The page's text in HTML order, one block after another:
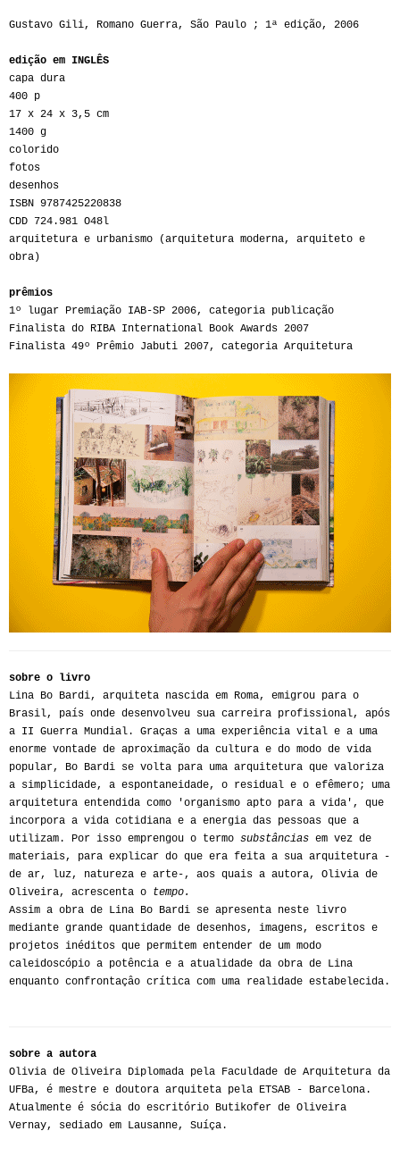
Gustavo Gili, Romano Guerra, São Paulo ; 1ª edição, 2006
edição em INGLÊS
capa dura
400 p
17 x 24 x 3,5 cm
1400 g
colorido
fotos
desenhos
ISBN 9787425220838
CDD 724.981 O48l
arquitetura e urbanismo (arquitetura moderna, arquiteto e
obra)
prêmios
1º lugar Premiação IAB-SP 2006, categoria publicação
Finalista do RIBA International Book Awards 2007
Finalista 49º Prêmio Jabuti 2007, categoria Arquitetura
sobre o livro
Lina Bo Bardi, arquiteta nascida em Roma, emigrou para o
Brasil, país onde desenvolveu sua carreira profissional, após
a II Guerra Mundial. Graças a uma experiência vital e a uma
enorme vontade de aproximação da cultura e do modo de vida
popular, Bo Bardi se volta para uma arquitetura que valoriza
a simplicidade, a espontaneidade, o residual e o efêmero; uma
arquitetura entendida como 'organismo apto para a vida', que
incorpora a vida cotidiana e a energia das pessoas que a
utilizam. Por isso emprengou o termo substâncias em vez de
materiais, para explicar do que era feita a sua arquitetura -
de ar, luz, natureza e arte-, aos quais a autora, Olivia de
Oliveira, acrescenta o tempo.
Assim a obra de Lina Bo Bardi se apresenta neste livro
mediante grande quantidade de desenhos, imagens, escritos e
projetos inéditos que permitem entender de um modo
caleidoscópio a potência e a atualidade da obra de Lina
enquanto confrontaçâo crítica com uma realidade estabelecida.
sobre a autora
Olivia de Oliveira Diplomada pela Faculdade de Arquitetura da
UFBa, é mestre e doutora arquiteta pela ETSAB - Barcelona.
Atualmente é sócia do escritório Butikofer de Oliveira
Vernay, sediado em Lausanne, Suíça.